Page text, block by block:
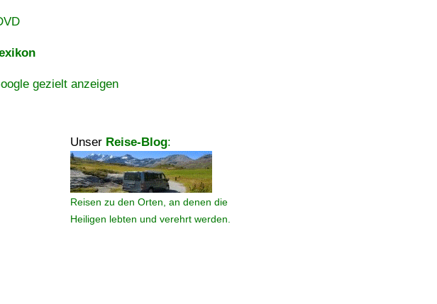
gezielt anzeigen
Unser Reise-Blog:
Reisen zu den Orten, an denen die
Heiligen lebten und verehrt werden.